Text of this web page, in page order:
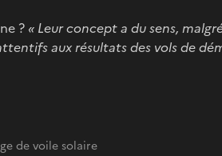
? « Leur concept a du sens,
aux résultats des vols de
de voile solaire